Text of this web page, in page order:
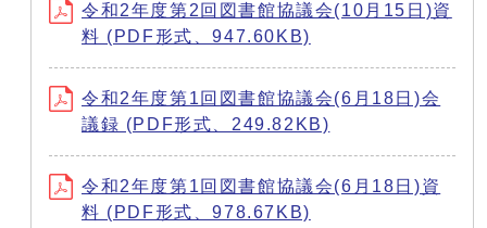
令和2年度第2回図書館協議会(10月15日)資
料 (PDF形式、947.60KB)
令和2年度第1回図書館協議会(6月18日)会
議録 (PDF形式、249.82KB)
令和2年度第1回図書館協議会(6月18日)資
料 (PDF形式、978.67KB)